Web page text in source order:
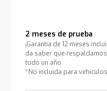
2 meses de prueba
¡Garantía de 12 meses
da saber que
todo un año.
*No incluida para